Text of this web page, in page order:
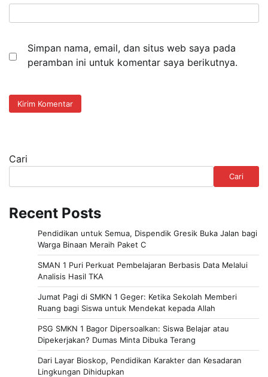
Simpan nama, email, dan situs web saya pada
peramban ini untuk komentar saya berikutnya.
Cari
Cari
Recent Posts
Pendidikan untuk Semua, Dispendik Gresik Buka Jalan bagi
Warga Binaan Meraih Paket C
SMAN 1 Puri Perkuat Pembelajaran Berbasis Data Melalui
Analisis Hasil TKA
Jumat Pagi di SMKN 1 Geger: Ketika Sekolah Memberi
Ruang bagi Siswa untuk Mendekat kepada Allah
PSG SMKN 1 Bagor Dipersoalkan: Siswa Belajar atau
Dipekerjakan? Dumas Minta Dibuka Terang
Dari Layar Bioskop, Pendidikan Karakter dan Kesadaran
Lingkungan Dihidupkan